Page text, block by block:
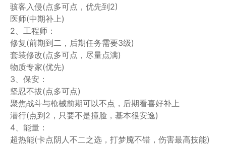
骇客入侵(点多可点，优先到2)
医师(中期补上)
2、工程师：
修复(前期到二，后期任务需要3级)
套装修改(点多可点，尽量点满)
物质专家(优先)
3、保安：
坚忍不拔(点多可点)
聚焦战斗与枪械前期可以不点，后期看喜好补上
潜行(点到2，只要不是撞脸，基本很安逸)
4、能量：
超热能(卡点阴人不二之选，打梦魇不错，伤害最高技能)